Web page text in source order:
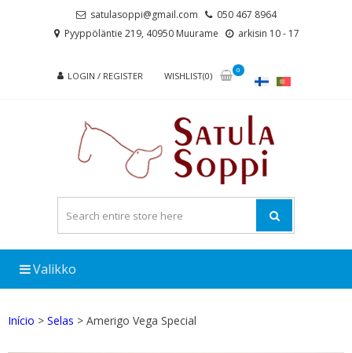
satulasoppi@gmail.com
050 467 8964
Pyyppöläntie 219, 40950 Muurame
arkisin 10 - 17
LOGIN / REGISTER WISHLIST(0)
0
Valikko
Início > Selas > Amerigo Vega Special